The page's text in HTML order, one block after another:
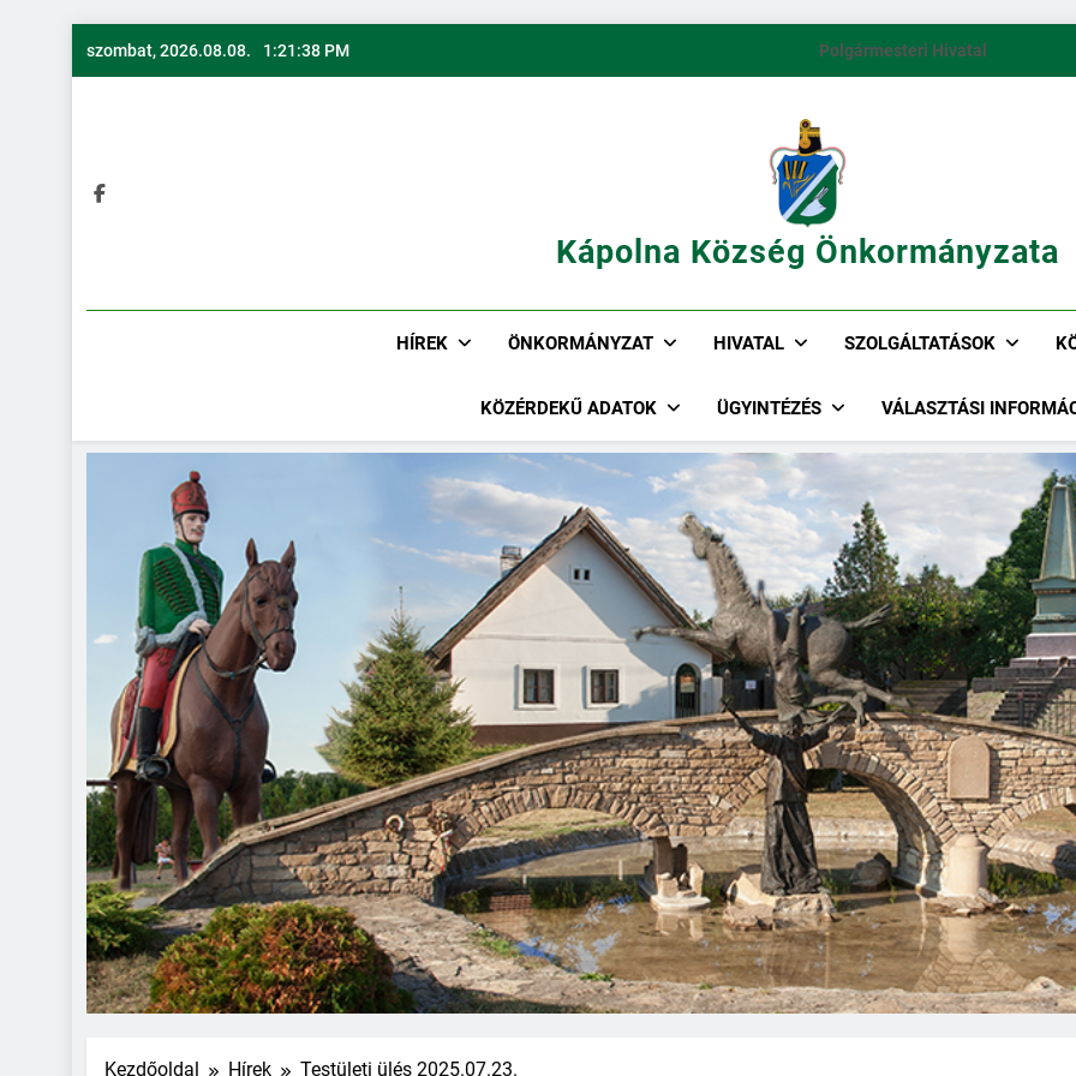
szombat, 2026.08.08. 1:21:39 PM Polgármesteri Hivatal
Kápolna Község Önkormányzata
HÍREK ÖNKORMÁNYZAT HIVATAL SZOLGÁLTATÁSOK
KÖZÉRDEKŰ ADATOK ÜGYINTÉZÉS VÁLASZTÁSI
Kezdőoldal Hírek Testületi ülés 2025.07.23.